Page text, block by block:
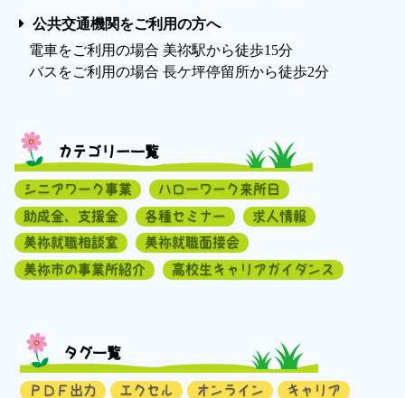
公共交通機関をご利用の方へ
電車をご利用の場合 美祢駅から徒歩15分
バスをご利用の場合 長ケ坪停留所から徒歩2分
カテゴリー一覧
シニアワーク事業
ハローワーク来所日
助成金、支援金
各種セミナー
求人情報
美祢就職相談室
美祢就職面接会
美祢市の事業所紹介
高校生キャリアガイダンス
タグ一覧
ＰＤＦ出力 エクセル オンライン
キャリア